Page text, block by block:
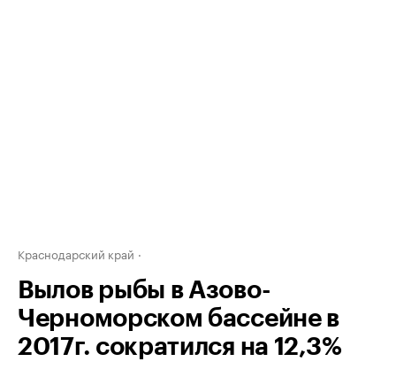
Краснодарский край
Вылов рыбы в Азово-
Черноморском бассейне в
2017г. сократился на 12,3%